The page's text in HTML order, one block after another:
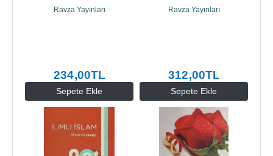
Sepete Ekle
Ravza Yayınları
234,00TL
Sepete Ekle
Ravza Yayınları
312,00TL